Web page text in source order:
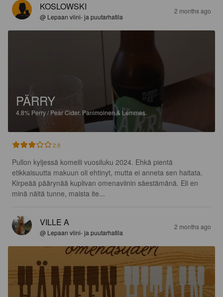
KOSLOWSKI
@ Lepaan viini- ja puutarhatila
2 months ago
PÄRRY
4.8% Perry / Pear Cider. Panimoinen & Lemmes.
2.9
Pullon kyljessä komeili vuosiluku 2024. Ehkä pientä
etikkaisuutta makuun oli ehtinyt, mutta ei anneta sen haitata.
Kirpeää päärynää kuplivan omenaviinin säestämänä. Eli en
minä näitä tunne, maista ite...
VILLE A
@ Lepaan viini- ja puutarhatila
2 months ago